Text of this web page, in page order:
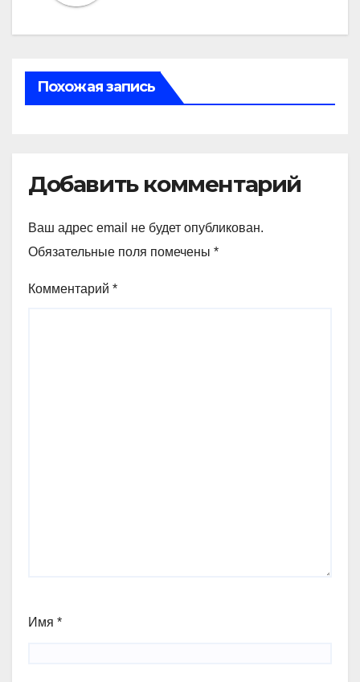
Похожая запись
Добавить комментарий
Ваш адрес email не будет опубликован.
Обязательные поля помечены *
Комментарий *
Имя *